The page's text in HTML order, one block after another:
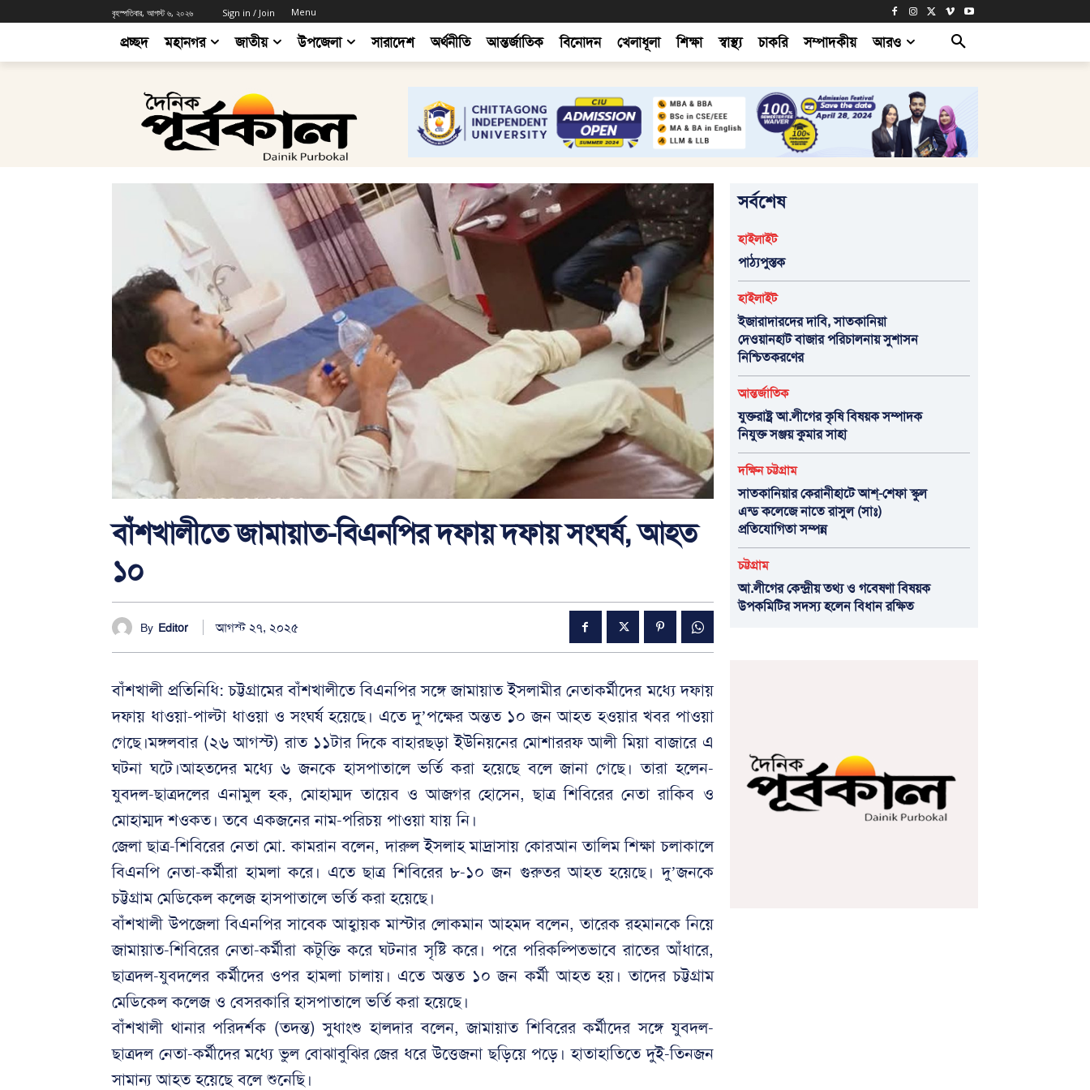
বৃহস্পতিবার, আগস্ট ৬, ২০২৬ Sign in / Join Menu
প্রচ্ছদ মহানগর জাতীয় উপজেলা সারাদেশ অর্থনীতি আন্তর্জাতিক বিনোদন খেলাধূলা শিক্ষা স্বাস্থ্য চাকরি সম্পাদকীয় আরও
বাঁশখালীতে জামায়াত-বিএনপির দফায় দফায় সংঘর্ষ, আহত
১০
By Editor আগস্ট ২৭, ২০২৫
বাঁশখালী প্রতিনিধি: চট্টগ্রামের বাঁশখালীতে বিএনপির সঙ্গে জামায়াত ইসলামীর নেতাকর্মীদের মধ্যে দফায়
দফায় ধাওয়া-পাল্টা ধাওয়া ও সংঘর্ষ হয়েছে। এতে দু’পক্ষের অন্তত ১০ জন আহত হওয়ার খবর পাওয়া
গেছে।মঙ্গলবার (২৬ আগস্ট) রাত ১১টার দিকে বাহারছড়া ইউনিয়নের মোশাররফ আলী মিয়া বাজারে এ
ঘটনা ঘটে।আহতদের মধ্যে ৬ জনকে হাসপাতালে ভর্তি করা হয়েছে বলে জানা গেছে। তারা হলেন-
যুবদল-ছাত্রদলের এনামুল হক, মোহাম্মদ তায়েব ও আজগর হোসেন, ছাত্র শিবিরের নেতা রাকিব ও
মোহাম্মদ শওকত। তবে একজনের নাম-পরিচয় পাওয়া যায় নি।
জেলা ছাত্র-শিবিরের নেতা মো. কামরান বলেন, দারুল ইসলাহ মাদ্রাসায় কোরআন তালিম শিক্ষা চলাকালে
বিএনপি নেতা-কর্মীরা হামলা করে। এতে ছাত্র শিবিরের ৮-১০ জন গুরুতর আহত হয়েছে। দু’জনকে
চট্টগ্রাম মেডিকেল কলেজ হাসপাতালে ভর্তি করা হয়েছে।
বাঁশখালী উপজেলা বিএনপির সাবেক আহ্বায়ক মাস্টার লোকমান আহমদ বলেন, তারেক রহমানকে নিয়ে
জামায়াত-শিবিরের নেতা-কর্মীরা কটূক্তি করে ঘটনার সৃষ্টি করে। পরে পরিকল্পিতভাবে রাতের আঁধারে,
ছাত্রদল-যুবদলের কর্মীদের ওপর হামলা চালায়। এতে অন্তত ১০ জন কর্মী আহত হয়। তাদের চট্টগ্রাম
মেডিকেল কলেজ ও বেসরকারি হাসপাতালে ভর্তি করা হয়েছে।
বাঁশখালী থানার পরিদর্শক (তদন্ত) সুধাংশু হালদার বলেন, জামায়াত শিবিরের কর্মীদের সঙ্গে যুবদল-
ছাত্রদল নেতা-কর্মীদের মধ্যে ভুল বোঝাবুঝির জের ধরে উত্তেজনা ছড়িয়ে পড়ে। হাতাহাতিতে দুই-তিনজন
সামান্য আহত হয়েছে বলে শুনেছি।
সর্বশেষ
হাইলাইট
পাঠ্যপুস্তক
হাইলাইট
ইজারাদারদের দাবি, সাতকানিয়া
দেওয়ানহাট বাজার পরিচালনায় সুশাসন
নিশ্চিতকরণের
আন্তর্জাতিক
যুক্তরাষ্ট্র আ.লীগের কৃষি বিষয়ক সম্পাদক
নিযুক্ত সঞ্জয় কুমার সাহা
দক্ষিন চট্টগ্রাম
সাতকানিয়ার কেরানীহাটে আশ্-শেফা স্কুল
এন্ড কলেজে নাতে রাসুল (সাঃ)
প্রতিযোগিতা সম্পন্ন
চট্টগ্রাম
আ.লীগের কেন্দ্রীয় তথ্য ও গবেষণা বিষয়ক
উপকমিটির সদস্য হলেন বিধান রক্ষিত